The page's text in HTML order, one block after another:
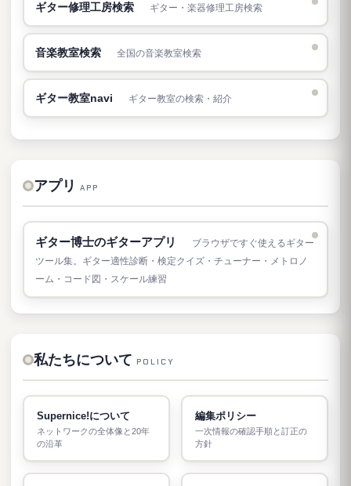
ギター修理工房検索 ギター・楽器修理工房検索
音楽教室検索 全国の音楽教室検索
ギター教室navi ギター教室の検索・紹介
アプリ APP
ギター博士のギターアプリ
ブラウザですぐ使えるギター
ツール集。ギター適性診断・検定クイズ・チューナー・メトロノ
ーム・コード図・スケール練習
私たちについて POLICY
Supernice!について
ネットワークの全体像と20年
の沿革
編集ポリシー
一次情報の確認手順と訂正の
方針